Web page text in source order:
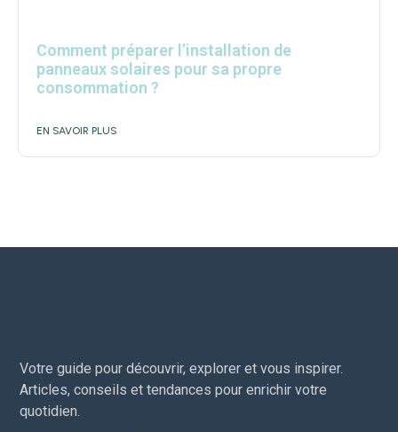
Comment préparer l’installation de
panneaux solaires pour sa propre
consommation ?
EN SAVOIR PLUS
Votre guide pour découvrir, explorer et vous inspirer.
Articles, conseils et tendances pour enrichir votre
quotidien.